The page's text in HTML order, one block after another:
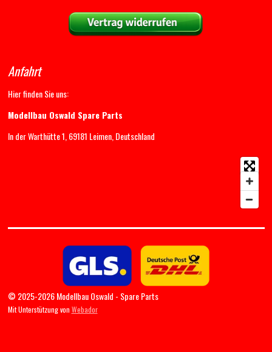
Anfahrt
Hier finden Sie uns:
Modellbau Oswald Spare Parts
In der Warthütte 1, 69181 Leimen, Deutschland
© 2025-2026 Modellbau Oswald - Spare Parts
Mit Unterstützung von Webador